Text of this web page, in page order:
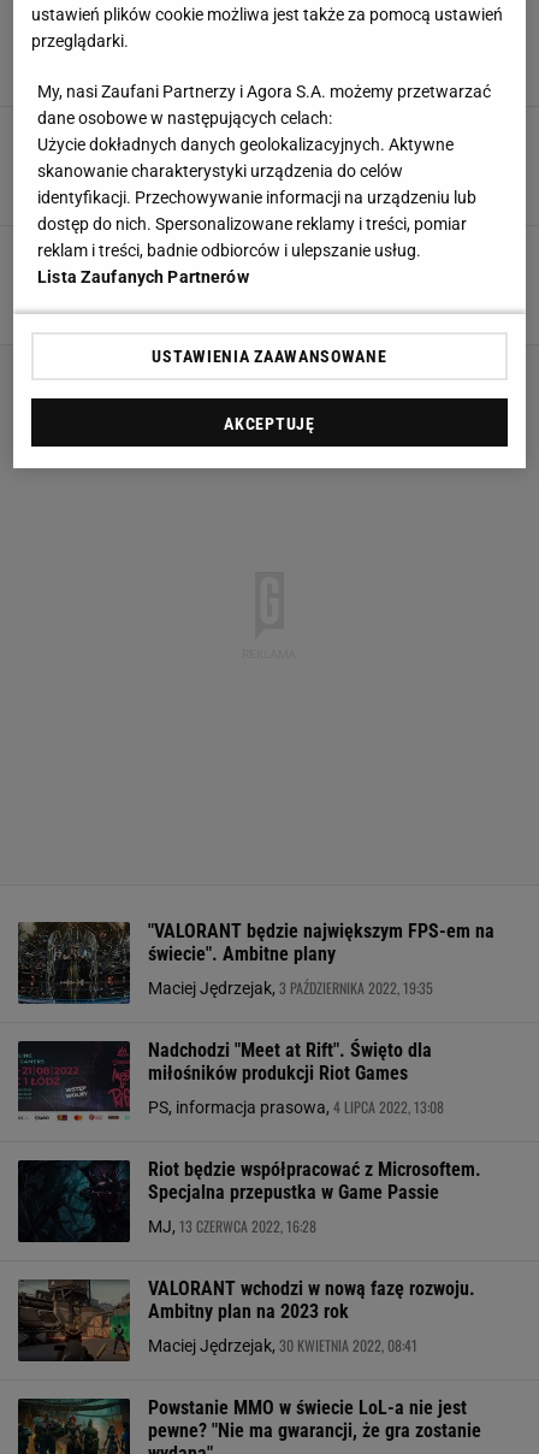
Zobacz, jak wygląda bijatyka w świecie LoL-a.
Riot Games z rekordowym budżetem. Twórcy
LoL-a przygotowują się na 2023 rok
Daniel Hudoń,29 LISTOPADA 2022, 16:41
Innowacyjny projekt Riotu i Ubisoftu. Razem
chcą walczyć z toksycznością
Daniel Hudoń,17 LISTOPADA 2022, 13:25
"VALORANT będzie największym FPS-em na
świecie". Ambitne plany
Maciej Jędrzejak, 3 PAŹDZIERNIKA 2022, 19:35
Nadchodzi "Meet at Rift". Święto dla
miłośników produkcji Riot Games
PS, informacja prasowa, 4 LIPCA 2022, 13:08
Riot będzie współpracować z Microsoftem.
Specjalna przepustka w Game Passie
MJ, 13 CZERWCA 2022, 16:28
VALORANT wchodzi w nową fazę rozwoju.
Ambitny plan na 2023 rok
Maciej Jędrzejak, 30 KWIETNIA 2022, 08:41
Powstanie MMO w świecie LoL-a nie jest
pewne? "Nie ma gwarancji, że gra zostanie
ustawień plików cookie możliwa jest także za pomocą ustawień
przeglądarki.
My, nasi Zaufani Partnerzy i Agora S.A. możemy przetwarzać
dane osobowe w następujących celach:
Użycie dokładnych danych geolokalizacyjnych. Aktywne
skanowanie charakterystyki urządzenia do celów
identyfikacji. Przechowywanie informacji na urządzeniu lub
dostęp do nich. Spersonalizowane reklamy i treści, pomiar
reklam i treści, badnie odbiorców i ulepszanie usług.
Lista Zaufanych Partnerów
USTAWIENIA ZAAWANSOWANE
AKCEPTUJĘ